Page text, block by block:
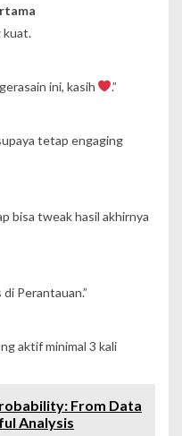
kuat.
ini, kasih
.”
tetap engaging
bisa tweak hasil akhirnya
Perantauan.”
aktif minimal 3 kali
From Data
Analysis